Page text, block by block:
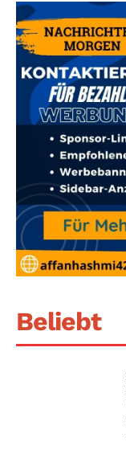
Beliebt